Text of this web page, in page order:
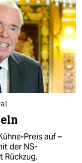
Preis auf –
der NS-
Rückzug.